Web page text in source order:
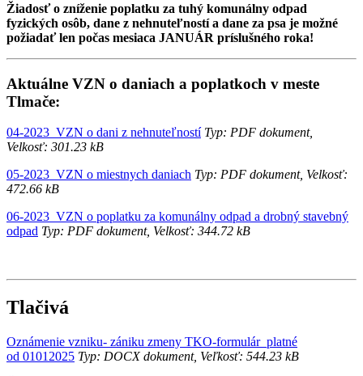
Žiadosť o zníženie poplatku za tuhý komunálny odpad
fyzických osôb, dane z nehnuteľností a dane za psa je možné
požiadať len počas mesiaca JANUÁR príslušného roka!
Aktuálne VZN o daniach a poplatkoch v meste
Tlmače:
04-2023_VZN o dani z nehnuteľnostíTyp: PDF dokument,
Velkosť: 301.23 kB
05-2023_VZN o miestnych daniach Typ: PDF dokument, Velkosť:
472.66 kB
06-2023_VZN o poplatku za komunálny odpad a drobný stavebný
odpad Typ: PDF dokument, Velkosť: 344.72 kB
Tlačivá
Oznámenie vzniku- zániku zmeny TKO-formulár_platné
od 01012025 Typ: DOCX dokument, Veľkosť: 544.23 kB